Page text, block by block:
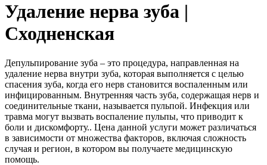
Удаление нерва зуба |
Сходненская
Депульпирование зуба – это процедура, направленная на
удаление нерва внутри зуба, которая выполняется с целью
спасения зуба, когда его нерв становится воспаленным или
инфицированным. Внутренняя часть зуба, содержащая нерв и
соединительные ткани, называется пульпой. Инфекция или
травма могут вызвать воспаление пульпы, что приводит к
боли и дискомфорту.. Цена данной услуги может различаться
в зависимости от множества факторов, включая сложность
случая и регион, в котором вы получаете медицинскую
помощь.